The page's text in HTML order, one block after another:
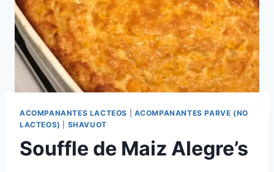
ACOMPANANTES LACTEOS
ACOMPANANTES PARVE (NO
LACTEOS)
SHAVUOT
Souffle de Maiz Alegre’s